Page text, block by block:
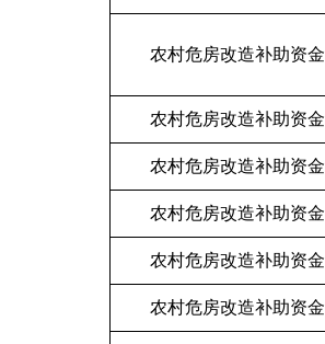
农村危房改造补助资金
农村危房改造补助资金
农村危房改造补助资金
农村危房改造补助资金
农村危房改造补助资金
农村危房改造补助资金